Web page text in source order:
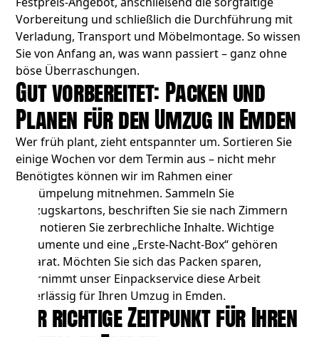
Vorbereitung und schließlich die Durchführung mit
Verladung, Transport und Möbelmontage. So wissen
Sie von Anfang an, was wann passiert – ganz ohne
böse Überraschungen.
Gut vorbereitet: Packen und
Planen für den Umzug in Emden
Wer früh plant, zieht entspannter um. Sortieren Sie
einige Wochen vor dem Termin aus – nicht mehr
Benötigtes können wir im Rahmen einer
Entrümpelung mitnehmen. Sammeln Sie
Umzugskartons, beschriften Sie sie nach Zimmern
und notieren Sie zerbrechliche Inhalte. Wichtige
Dokumente und eine „Erste-Nacht-Box“ gehören
separat. Möchten Sie sich das Packen sparen,
übernimmt unser Einpackservice diese Arbeit
zuverlässig für Ihren Umzug in Emden.
Der richtige Zeitpunkt für Ihren